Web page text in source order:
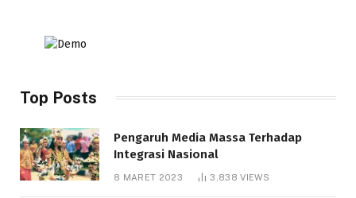
Top Posts
Pengaruh Media Massa Terhadap
Integrasi Nasional
8 MARET 2023 3,838VIEWS